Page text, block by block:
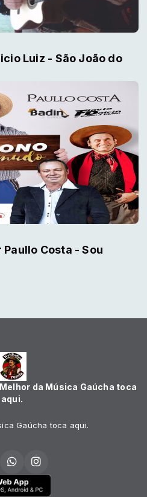
Luiz - São João do
Costa - Sou
da Música Gaúcha toca
aqui.
Gaúcha toca aqui.